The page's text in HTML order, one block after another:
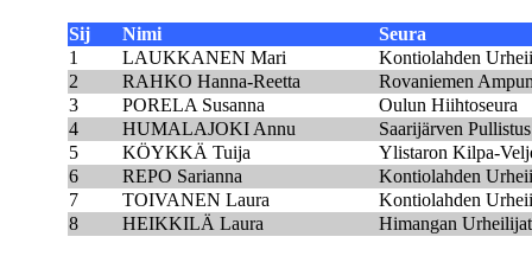
Sij Nimi
Seura
1
LAUKKANEN Mari
Kontiolahden
2
RAHKO Hanna-Reetta
Rovaniemen
3
PORELA Susanna
Oulun Hiihtoseura
4
HUMALAJOKI Annu
Saarijärven Pullistus
5
KÖYKKÄ Tuija
Ylistaron Kilpa-
6
REPO Sarianna
Kontiolahden
7
TOIVANEN Laura
Kontiolahden
8
HEIKKILÄ Laura Himangan Urheilijat